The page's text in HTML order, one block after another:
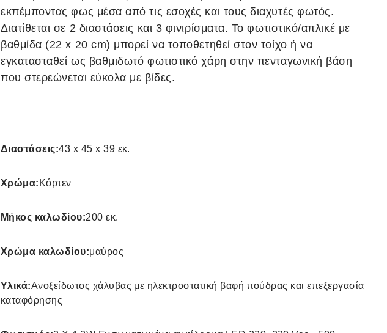
εκπέμποντας φως μέσα από τις εσοχές και τους διαχυτές φωτός.
Διατίθεται σε 2 διαστάσεις και 3 φινιρίσματα. Το φωτιστικό/απλικέ με
βαθμίδα (22 x 20 cm) μπορεί να τοποθετηθεί στον τοίχο ή να
εγκατασταθεί ως βαθμιδωτό φωτιστικό χάρη στην πενταγωνική βάση
που στερεώνεται εύκολα με βίδες.
Διαστάσεις:43 x 45 x 39 εκ.
Χρώμα: Κόρτεν
Μήκος καλωδίου:200 εκ.
Χρώμα καλωδίου:μαύρος
Υλικά:Ανοξείδωτος χάλυβας με ηλεκτροστατική βαφή πούδρας και επεξεργασία
καταφόρησης